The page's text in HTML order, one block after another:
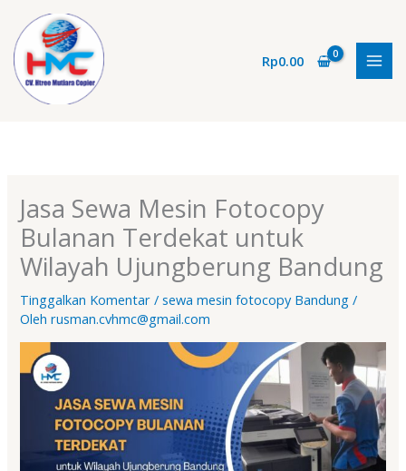
konten
Rp0.00
Jasa Sewa Mesin Fotocopy
Bulanan Terdekat untuk
Wilayah Ujungberung Bandung
Tinggalkan Komentar /sewa mesin fotocopy Bandung /
Olehrusman.cvhmc@gmail.com